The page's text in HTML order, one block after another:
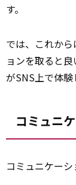
す。
では、これか
ョンを取ると
がSNS上で体験
コミュニ
コミュニケー